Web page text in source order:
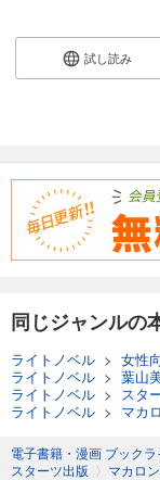
試し読み
同じジャンルの
ライトノベル > 女性
ライトノベル > 葉山
ライトノベル > スタ
ライトノベル > マカ
電子書籍・漫画 ブック
スターツ出版 〉 マカロ